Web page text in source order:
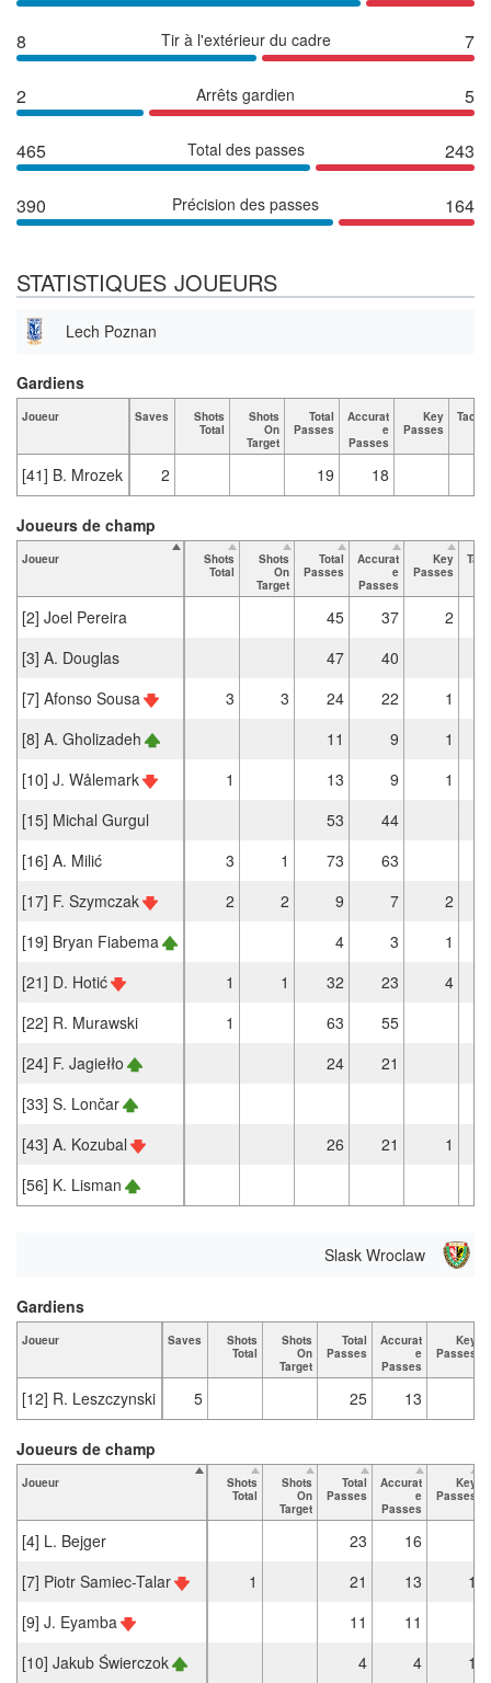
8 Tir à l'extérieur du cadre 7
2 Arrêts gardien 5
465 Total des passes 243
390 Précision des passes 164
STATISTIQUES JOUEURS
Lech Poznan
Joueur Saves
Shots
Total
Shots
On
Target
Total
Passes
Accurat
e
Passes
Key
Passes
[41] B. Mrozek 2 19 18
Gardiens
Joueur
Shots
Total
Shots
On
Target
Total
Passes
Accurat
e
Passes
Key
Passes
[2] Joel Pereira 45 37
2
[3] A. Douglas
47
40
[7] Afonso Sousa
3 3 24 22
1
[8] A. Gholizadeh
11 9
1
[10] J. Wålemark
1 13 9
1
[15] Michal Gurgul
53
44
[16] A. Milić
3 1 73
63
[17] F. Szymczak
2 2 9 7
2
[19] Bryan Fiabema
4 3
1
[21] D. Hotić
1 1 32 23
4
[22] R. Murawski
1 63
55
[24] F. Jagiełło
24
21
[33] S. Lončar
[43] A. Kozubal
26 21
1
[56] K. Lisman
Joueurs de champ
Slask Wroclaw
Joueur Saves
Shots
Total
Shots
On
Target
Total
Passes
Accurat
e
Passes
Key
Passes
[12] R. Leszczynski 5 25 13
Gardiens
Joueur
Shots
Total
Shots
On
Target
Total
Passes
Accurat
e
Passes
Key
Passes
[4] L. Bejger 23
16
[7] Piotr Samiec-Talar
1 21 13
1
[9] J. Eyamba
11
11
[10] Jakub Świerczok
4 4 1
Joueurs de champ